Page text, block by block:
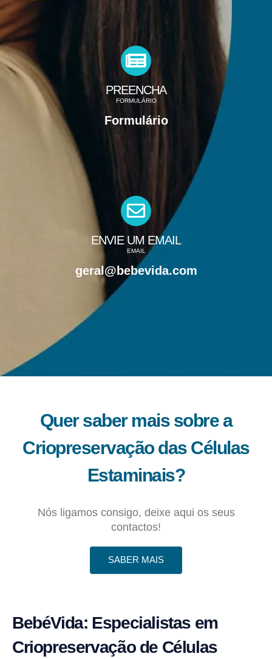
PREENCHA
FORMULÁRIO
Formulário
ENVIE UM EMAIL
EMAIL
geral@bebevida.com
Quer saber mais sobre a
Criopreservação das Células
Estaminais?
Nós ligamos consigo, deixe aqui os seus
contactos!
SABER MAIS
BebéVida: Especialistas em
Criopreservação de Células